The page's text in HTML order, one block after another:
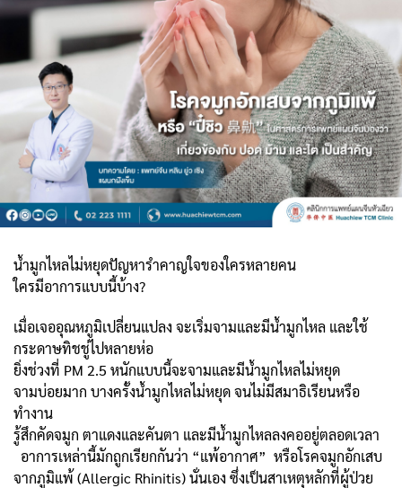
น้ำมูกไหลไม่หยุดปัญหารำคาญใจของใครหลายคน
ใครมีอาการแบบนี้บ้าง?
เมื่อเจออุณหภูมิเปลี่ยนแปลง จะเริ่มจามและมีน้ำมูกไหล และใช้
กระดาษทิชชู่ไปหลายห่อ
ยิ่งช่วงที่ PM 2.5 หนักแบบนี้จะจามและมีน้ำมูกไหลไม่หยุด
จามบ่อยมาก บางครั้งน้ำมูกไหลไม่หยุด จนไม่มีสมาธิเรียนหรือ
ทำงาน
รู้สึกคัดจมูก ตาแดงและคันตา และมีน้ำมูกไหลลงคออยู่ตลอดเวลา
อาการเหล่านี้มักถูกเรียกกันว่า “แพ้อากาศ” หรือโรคจมูกอักเสบ
จากภูมิแพ้ (Allergic Rhinitis) นั่นเอง ซึ่งเป็นสาเหตุหลักที่ผู้ป่วย